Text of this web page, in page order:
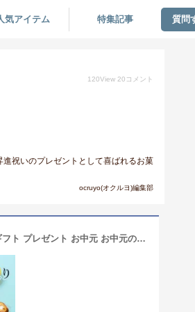
気アイテム 特集記事 質問
120View 20 コメント
祝いのプレゼントとして喜ばれるお菓
ocruyo(オクルヨ)編集部
~10日 ポイント6倍 ワッフルケーキ20種入り | ワッフル スイーツ ギフト プレゼント お中元 お中元のギフト 御中元 送料無料 おしゃれ お菓子 スイーツ 詰め合わせ かわいいオシャレスイーツギフト 焼き菓子 手土産 誕生日プレゼント スイーツ焼き菓子 5000円